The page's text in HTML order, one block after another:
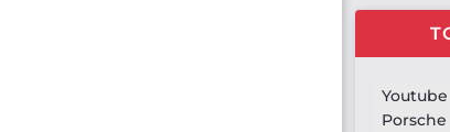
Youtube
Porsche